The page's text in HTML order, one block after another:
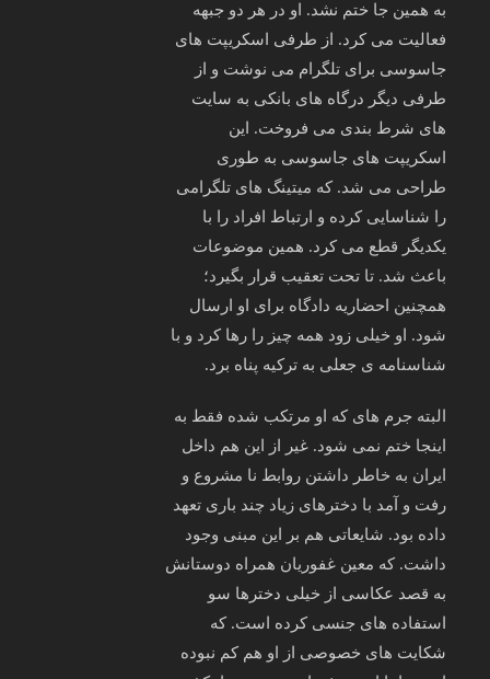
به همین جا ختم نشد. او در هر دو جبهه
فعالیت می کرد. از طرفی اسکریپت های
جاسوسی برای تلگرام می نوشت و از
طرفی دیگر درگاه های بانکی به سایت
های شرط بندی می فروخت. این
اسکریپت های جاسوسی به طوری
طراحی می شد. که میتینگ های تلگرامی
را شناسایی کرده و ارتباط افراد را با
یکدیگر قطع می کرد. همین موضوعات
باعث شد. تا تحت تعقیب قرار بگیرد؛
همچنین احضاریه دادگاه برای او ارسال
شود. او خیلی زود همه چیز را رها کرد و با
شناسنامه ی جعلی به ترکیه پناه برد.
البته جرم های که او مرتکب شده فقط به
اینجا ختم نمی شود. غیر از این هم داخل
ایران به خاطر داشتن روابط نا مشروع و
رفت و آمد با دخترهای زیاد چند باری تعهد
داده بود. شایعاتی هم بر این مبنی وجود
داشت. که معین غفوریان همراه دوستانش
به قصد عکاسی از خیلی دخترها سو
استفاده های جنسی کرده است. که
شکایت های خصوصی از او هم کم نبوده